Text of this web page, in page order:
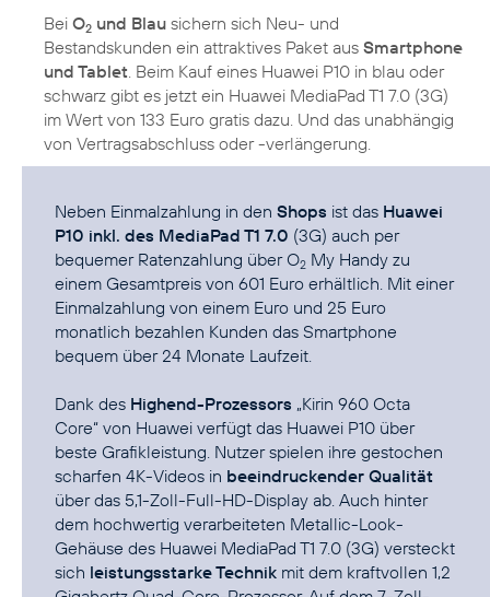
Bei O2 und Blau sichern sich Neu- und
Bestandskunden ein attraktives Paket aus Smartphone
und Tablet . Beim Kauf eines Huawei P10 in blau oder
schwarz gibt es jetzt ein Huawei MediaPad T1 7.0 (3G)
im Wert von 133 Euro gratis dazu. Und das unabhängig
von Vertragsabschluss oder -verlängerung.
Neben Einmalzahlung in den Shops ist das Huawei
P10 inkl. des MediaPad T1 7.0 (3G) auch per
bequemer Ratenzahlung überO2 My Handy zu
einem Gesamtpreis von 601 Euro erhältlich. Mit einer
Einmalzahlung von einem Euro und 25 Euro
monatlich bezahlen Kunden das Smartphone
bequem über 24 Monate Laufzeit.
Dank des Highend-Prozessors „Kirin 960 Octa
Core“ von Huawei verfügt das Huawei P10 über
beste Grafikleistung. Nutzer spielen ihre gestochen
scharfen 4K-Videos in beeindruckender Qualität
über das 5,1-Zoll-Full-HD-Display ab. Auch hinter
dem hochwertig verarbeiteten Metallic-Look-
Gehäuse des Huawei MediaPad T1 7.0 (3G) versteckt
sich leistungsstarke Technik mit dem kraftvollen 1,2